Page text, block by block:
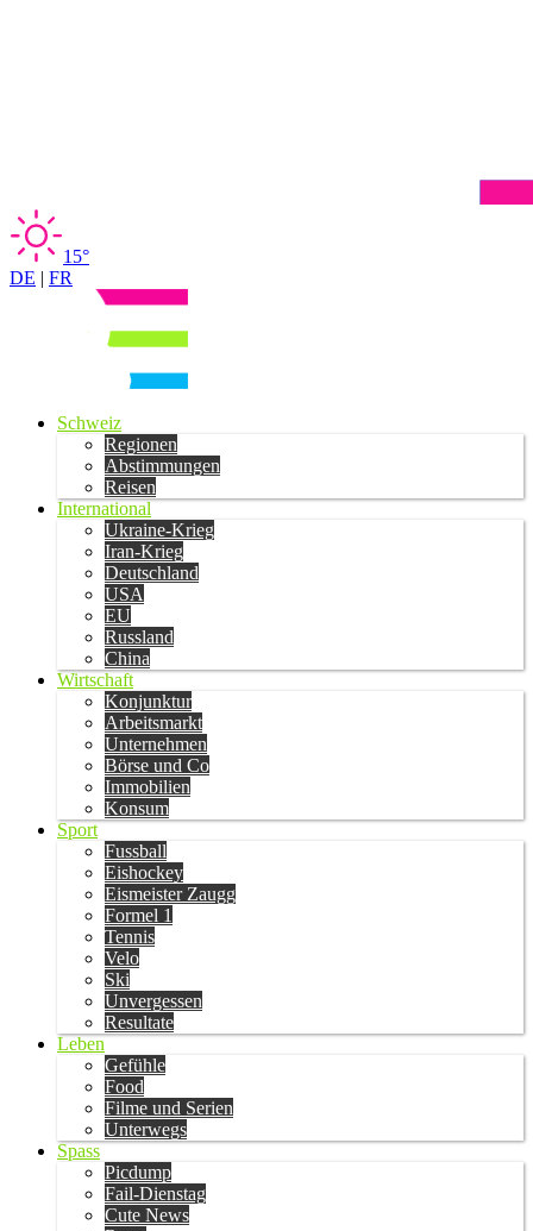
15°
DE | FR
Schweiz
Regionen
Abstimmungen
Reisen
International
Ukraine-Krieg
Iran-Krieg
Deutschland
USA
EU
Russland
China
Wirtschaft
Konjunktur
Arbeitsmarkt
Unternehmen
Börse und Co
Immobilien
Konsum
Sport
Fussball
Eishockey
Eismeister Zaugg
Formel 1
Tennis
Velo
Ski
Unvergessen
Resultate
Leben
Gefühle
Food
Filme und Serien
Unterwegs
Spass
Picdump
Fail-Dienstag
Cute News